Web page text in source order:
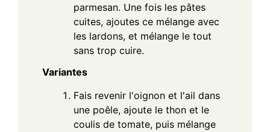
parmesan. Une fois les pâtes
cuites, ajoutes ce mélange avec
les lardons, et mélange le tout
sans trop cuire.
Variantes
Fais revenir l'oignon et l'ail dans
une poêle, ajoute le thon et le
coulis de tomate, puis mélange